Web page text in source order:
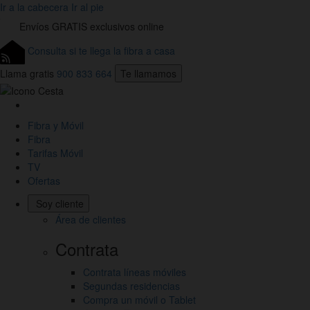
Ir a la cabecera Ir al pie
Envíos GRATIS exclusivos online
Consulta si te llega la fibra a casa
Llama gratis 900 833 664 Te llamamos
Home
de
Jazztel
Fibra y Móvil
Fibra
Tarifas Móvil
TV
Ofertas
Soy cliente
Área de clientes
Contrata
Contrata líneas móviles
Segundas residencias
Compra un móvil o Tablet